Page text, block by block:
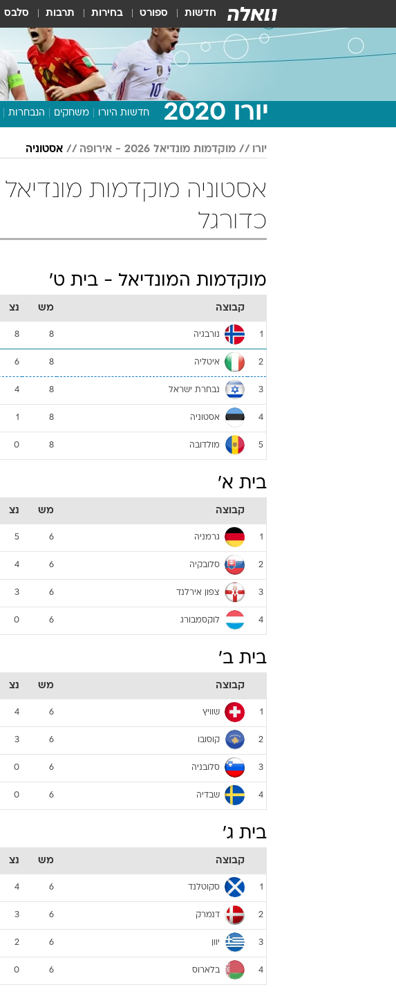
חדשות ספורט בחירות תרבות סלבס
יורו 2020 חדשות היורו משחקים הנבחרות
יורו מוקדמות מונדיאל 2026 - אירופה אסטוניה
כדורגל
מוקדמות המונדיאל - בית ט'
קבוצה מש נצ
1 נורבגיה 8
8
2 איטליה 8
6
3 נבחרת ישראל 8
4
4 אסטוניה 8
1
5 מולדובה 8
0
בית א'
קבוצה מש נצ
1 גרמניה 6
5
2 סלובקיה 6
4
3 צפון אירלנד 6
3
4 לוקסמבורג 6
0
בית ב'
קבוצה מש נצ
1 שוויץ 6
4
2 קוסובו 6
3
3 סלובניה 6
0
4 שבדיה 6
0
בית ג'
קבוצה מש נצ
1 סקוטלנד 6
4
2 דנמרק 6
3
3 יוון 6
2
4 בלארוס 6
0